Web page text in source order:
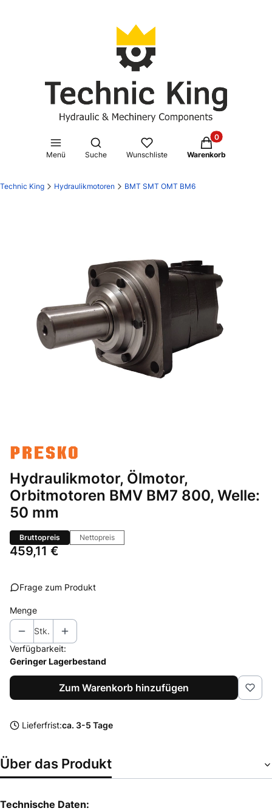
Menü
Suchmaschine öffnen
Suche Wunschliste
Produkte im
Warenkorb
Technic King Hydraulikmotoren BMT SMT OMT BM6
Hydraulikmotor, Ölmotor,
Orbitmotoren BMV BM7 800, Welle:
50 mm
Bruttopreis Nettopreis
Preis
459,11 €
Frage zum Produkt
Menge
Stk.
Verfügbarkeit:
Geringer Lagerbestand
Zum Warenkorb hinzufügen
Lieferfrist:ca. 3-5 Tage
Über das Produkt
Technische Daten: